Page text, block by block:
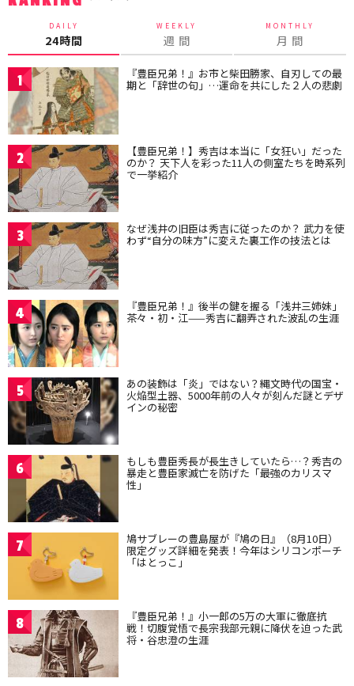
DAILY
24時間
WEEKLY
週 間
MONTHLY
月 間
1 『豊臣兄弟！』お市と柴田勝家、自刃しての最
期と「辞世の句」…運命を共にした２人の悲劇
2 【豊臣兄弟！】秀吉は本当に「女狂い」だった
のか？ 天下人を彩った11人の側室たちを時系列
で一挙紹介
3 なぜ浅井の旧臣は秀吉に従ったのか？ 武力を使
わず“自分の味方”に変えた裏工作の技法とは
4 『豊臣兄弟！』後半の鍵を握る「浅井三姉妹」
茶々・初・江——秀吉に翻弄された波乱の生涯
5 あの装飾は「炎」ではない？縄文時代の国宝・
火焔型土器、5000年前の人々が刻んだ謎とデザ
インの秘密
6 もしも豊臣秀長が長生きしていたら…？秀吉の
暴走と豊臣家滅亡を防げた「最強のカリスマ
性」
7 鳩サブレーの豊島屋が『鳩の日』（8月10日）
限定グッズ詳細を発表！今年はシリコンポーチ
「はとっこ」
8 『豊臣兄弟！』小一郎の5万の大軍に徹底抗
戦！切腹覚悟で長宗我部元親に降伏を迫った武
将・谷忠澄の生涯